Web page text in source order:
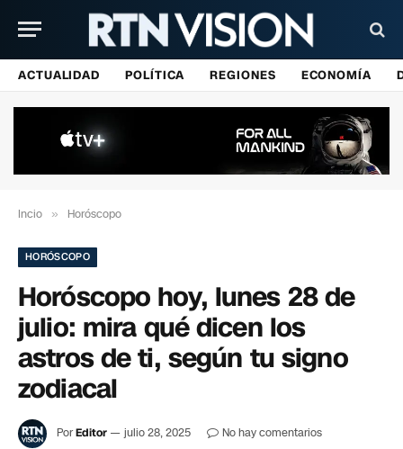
ACTUALIDAD POLÍTICA REGIONES ECONOMÍA
Incio » Horóscopo
HORÓSCOPO
Horóscopo hoy, lunes 28 de
julio: mira qué dicen los
astros de ti, según tu signo
zodiacal
PorEditor julio 28, 2025
No hay comentarios